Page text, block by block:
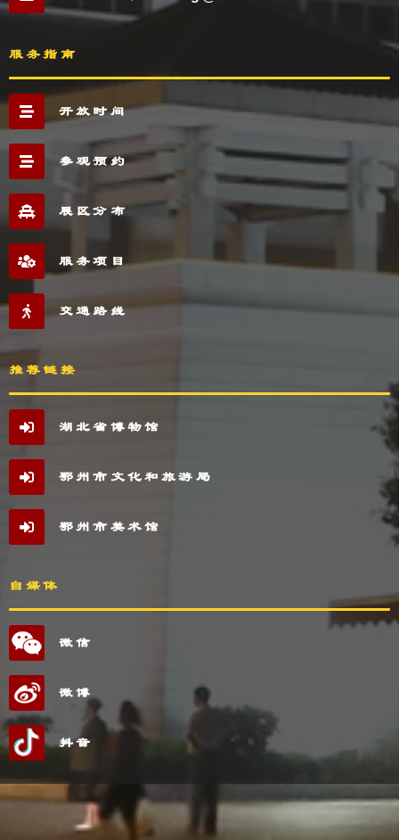
服务指南
开放时间
参观预约
展区分布
服务项目
交通路线
推荐链接
湖北省博物馆
鄂州市文化和旅游局
鄂州市美术馆
自媒体
微信
微博
抖音